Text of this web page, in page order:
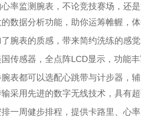
率监测腕表，不论竞技赛场，还
数据分析功能，助你运筹帷幄，体
腕表的质感，带来简约洗练的感觉
传感器，全点阵LCD显示，功能丰
表都可以选配心跳带与计步器，
采用先进的数字无线技术，具有超
一周健步排程，提供卡路里、心